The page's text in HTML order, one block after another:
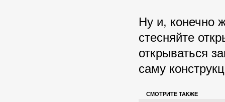
Ну и, конечно
стесняйте
открываться
саму
СМОТРИТЕ ТАКЖЕ